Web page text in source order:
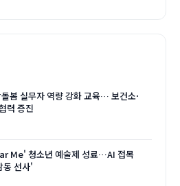
봄 실무자 역량 강화 교육… 보건소·
력 증진
Me' 청소년 예술제 성료…AI 접목
동 선사'